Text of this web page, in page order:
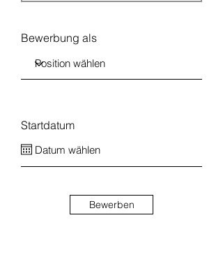
Bewerbung als
Startdatum
Bewerben